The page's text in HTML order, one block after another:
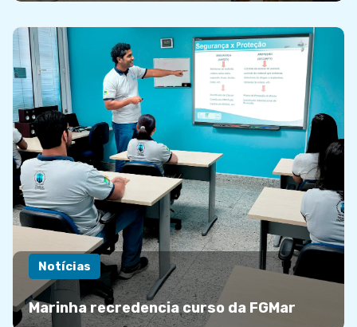
Notícias
Marinha recredencia curso da FGMar